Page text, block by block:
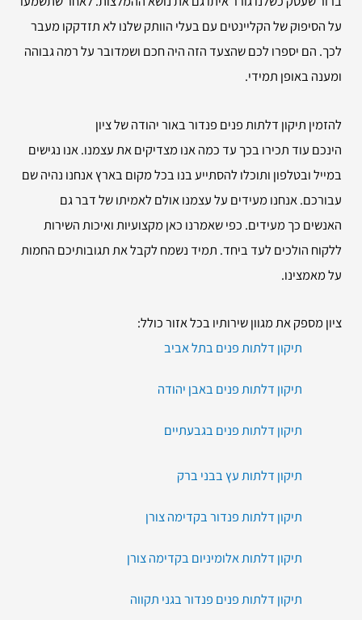
על הסיפוק של הקליינטים עם בעלי הוותק שלנו לא תזדקקו מעבר
לכך. הם יספרו לכם שהצעד הזה היה חכם ושמדובר על רמה גבוהה
ומענה באופן תמידי.
להזמין תיקון דלתות פנים פנדור באור יהודה של ציון
הינכם עוד תכירו בכך עד כמה אנו מצדיקים את עצמנו. אנו נגישים
במייל ובטלפון ותוכלו להסתייע בנו בכל מקום בארץ אנחנו נהיה שם
עבורכם. אנחנו מעידים על עצמנו אולם לאמיתו של דבר גם
האנשים כך מעידים. כפי שאמרנו כאן מקצועיות ואיכות השירות
ללקוח הולכים לעד ביחד. תמיד נשמח לקבל את תגובותיכם החמות
על מאמצינו.
ציון מספק את מגוון שירותיו בכל אזור כולל:
תיקון דלתות פנים בתל אביב
תיקון דלתות פנים באבן יהודה
תיקון דלתות פנים בגבעתיים
תיקון דלתות עץ בבני ברק
תיקון דלתות פנדור בקדימה צורן
תיקון דלתות אלומיניום בקדימה צורן
תיקון דלתות פנים פנדור בגני תקווה